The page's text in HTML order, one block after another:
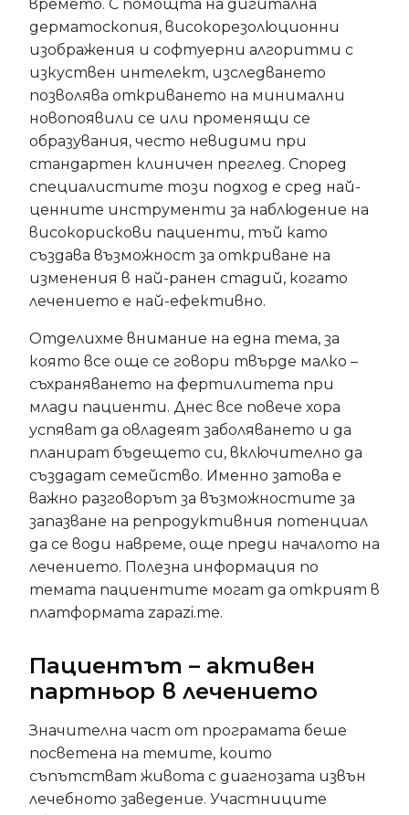
времето. С помощта на дигитална
дерматоскопия, високорезолюционни
изображения и софтуерни алгоритми с
изкуствен интелект, изследването
позволява откриването на минимални
новопоявили се или променящи се
образувания, често невидими при
стандартен клиничен преглед. Според
специалистите този подход е сред най-
ценните инструменти за наблюдение на
високорискови пациенти, тъй като
създава възможност за откриване на
изменения в най-ранен стадий, когато
лечението е най-ефективно.
Отделихме внимание на една тема, за
която все още се говори твърде малко –
съхраняването на фертилитета при
млади пациенти. Днес все повече хора
успяват да овладеят заболяването и да
планират бъдещето си, включително да
създадат семейство. Именно затова е
важно разговорът за възможностите за
запазване на репродуктивния потенциал
да се води навреме, още преди началото на
лечението. Полезна информация по
темата пациентите могат да открият в
платформата zapazi.me.
Пациентът – активен
партньор в лечението
Значителна част от програмата беше
посветена на темите, които
съпътстват живота с диагнозата извън
лечебното заведение. Участниците